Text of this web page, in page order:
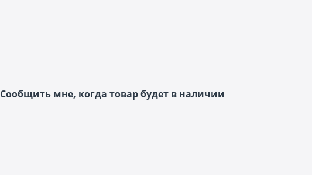
Сообщить мне, когда товар будет в наличии